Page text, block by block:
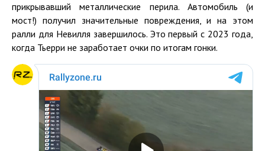
прикрывавший металлические перила. Автомобиль (и
мост!) получил значительные повреждения, и на этом
ралли для Невилля завершилось. Это первый с 2023 года,
когда Тьерри не заработает очки по итогам гонки.